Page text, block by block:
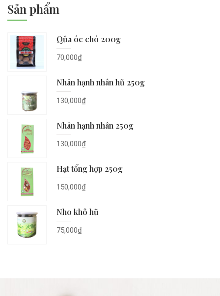
Sản phẩm
Qủa óc chó 200g
70,000₫
Nhân hạnh nhân hũ 250g
130,000₫
Nhân hạnh nhân 250g
130,000₫
Hạt tổng hợp 250g
150,000₫
Nho khô hũ
75,000₫